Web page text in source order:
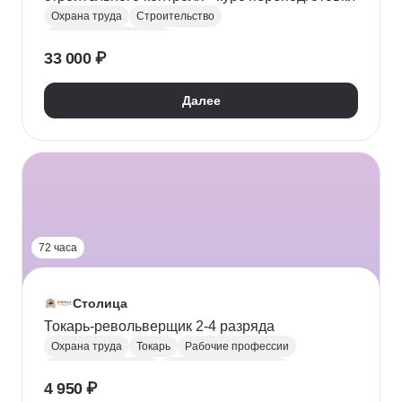
Охрана труда
Строительство
Юридические аспекты бизнеса
33 000 ₽
Далее
72 часа
Столица
Токарь-револьверщик 2-4 разряда
Охрана труда Токарь
Рабочие профессии
4 950 ₽